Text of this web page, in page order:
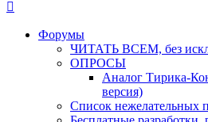
Форумы
ЧИТАТЬ ВСЕМ, без
ОПРОСЫ
Аналог Тирика-
версия)
Список нежелательных